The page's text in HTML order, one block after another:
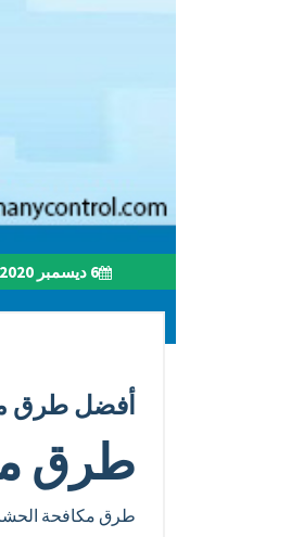
6 ديسمبر 2020
أفضل طرق
طرق
طرق مكافحة